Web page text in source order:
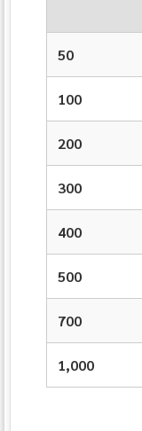
50
100
200
300
400
500
700
1,000